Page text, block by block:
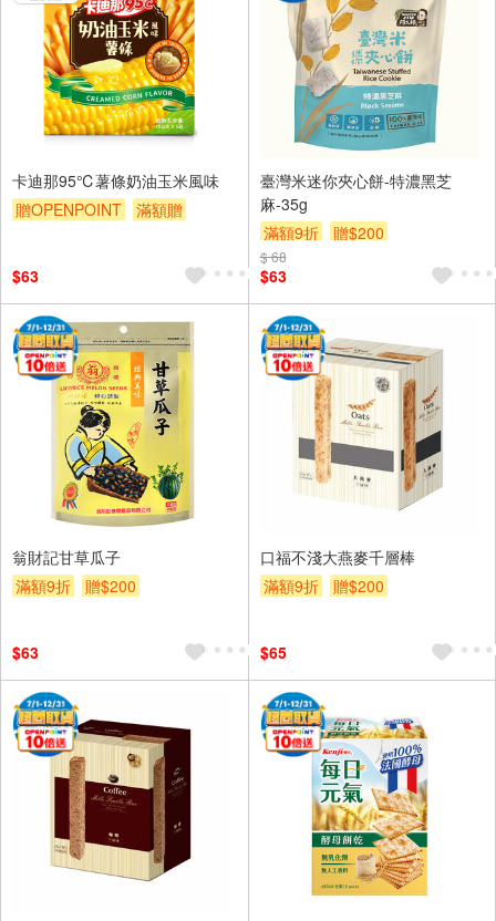
卡迪那95℃薯條奶油玉米風味
贈OPENPOINT
滿額贈
$63
臺灣米迷你夾心餅-特濃黑芝
麻-35g
滿額9折
贈$200
$ 68
$63
翁財記甘草瓜子
滿額9折
贈$200
$63
口福不淺大燕麥千層棒
滿額9折
贈$200
$65